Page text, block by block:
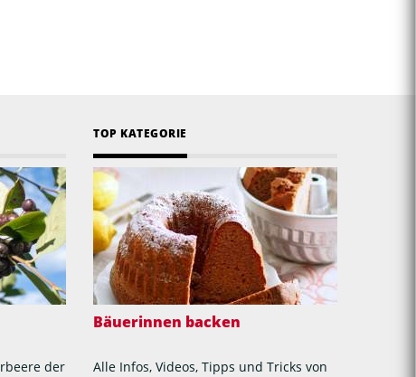
der
TOP KATEGORIE
Bäuerinnen backen
Alle Infos, Videos, Tipps und Tricks von